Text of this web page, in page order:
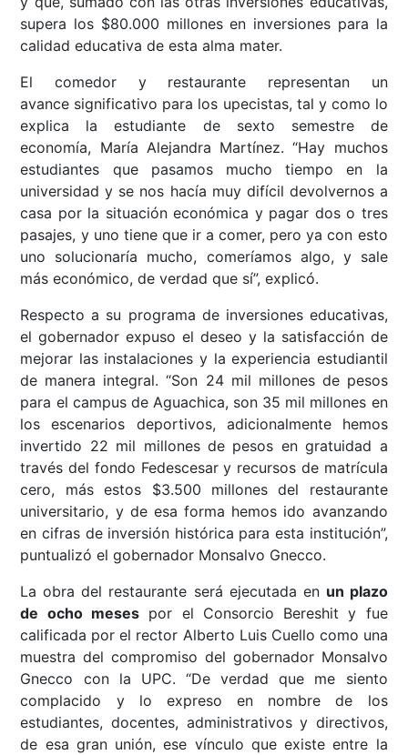
supera los $80.000 millones en inversiones para la
calidad educativa de esta alma mater.
El comedor y restaurante representan un
avance significativo para los upecistas, tal y como lo
explica la estudiante de sexto semestre de
economía, María Alejandra Martínez. “Hay muchos
estudiantes que pasamos mucho tiempo en la
universidad y se nos hacía muy difícil devolvernos a
casa por la situación económica y pagar dos o tres
pasajes, y uno tiene que ir a comer, pero ya con esto
uno solucionaría mucho, comeríamos algo, y sale
más económico, de verdad que sí”, explicó.
Respecto a su programa de inversiones educativas,
el gobernador expuso el deseo y la satisfacción de
mejorar las instalaciones y la experiencia estudiantil
de manera integral. “Son 24 mil millones de pesos
para el campus de Aguachica, son 35 mil millones en
los escenarios deportivos, adicionalmente hemos
invertido 22 mil millones de pesos en gratuidad a
través del fondo Fedescesar y recursos de matrícula
cero, más estos $3.500 millones del restaurante
universitario, y de esa forma hemos ido avanzando
en cifras de inversión histórica para esta institución”,
puntualizó el gobernador Monsalvo Gnecco.
La obra del restaurante será ejecutada en un plazo
de ocho mesespor el Consorcio Bereshit y fue
calificada por el rector Alberto Luis Cuello como una
muestra del compromiso del gobernador Monsalvo
Gnecco con la UPC. “De verdad que me siento
complacido y lo expreso en nombre de los
estudiantes, docentes, administrativos y directivos,
de esa gran unión, ese vínculo que existe entre la